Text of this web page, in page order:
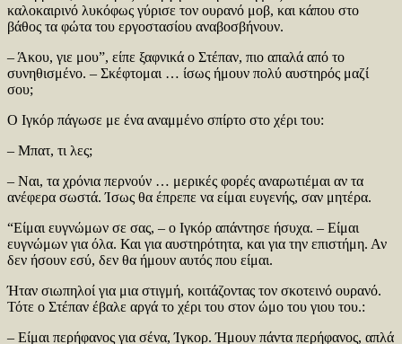
καλοκαιρινό λυκόφως γύρισε τον ουρανό μοβ, και κάπου στο
βάθος τα φώτα του εργοστασίου αναβοσβήνουν.
– Άκου, γιε μου”, είπε ξαφνικά ο Στέπαν, πιο απαλά από το
συνηθισμένο. – Σκέφτομαι … ίσως ήμουν πολύ αυστηρός μαζί
σου;
Ο Ιγκόρ πάγωσε με ένα αναμμένο σπίρτο στο χέρι του:
– Μπατ, τι λες;
– Ναι, τα χρόνια περνούν … μερικές φορές αναρωτιέμαι αν τα
ανέφερα σωστά. Ίσως θα έπρεπε να είμαι ευγενής, σαν μητέρα.
“Είμαι ευγνώμων σε σας, – ο Ιγκόρ απάντησε ήσυχα. – Είμαι
ευγνώμων για όλα. Και για αυστηρότητα, και για την επιστήμη. Αν
δεν ήσουν εσύ, δεν θα ήμουν αυτός που είμαι.
Ήταν σιωπηλοί για μια στιγμή, κοιτάζοντας τον σκοτεινό ουρανό.
Τότε ο Στέπαν έβαλε αργά το χέρι του στον ώμο του γιου του.:
– Είμαι περήφανος για σένα, Ίγκορ. Ήμουν πάντα περήφανος, απλά